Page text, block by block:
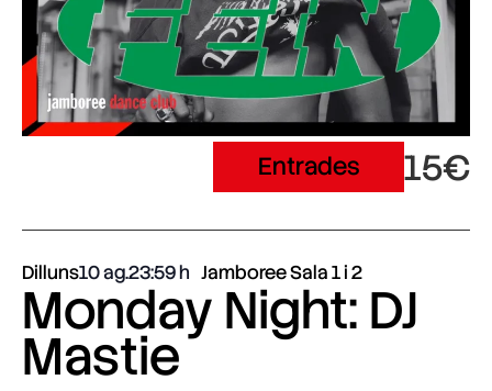
Entrades 15€
Dilluns10 ag.23:59 Jamboree Sala 1 i 2
Monday Night: DJ
Mastie